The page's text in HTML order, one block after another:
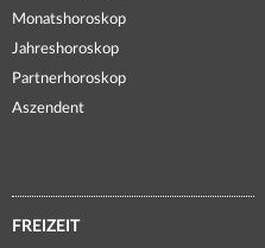
Monatshoroskop
Jahreshoroskop
Partnerhoroskop
Aszendent
FREIZEIT